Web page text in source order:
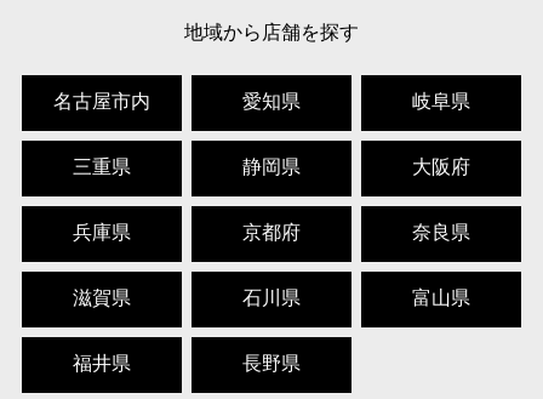
地域から店舗を探す
名古屋市内 愛知県 岐阜県
三重県 静岡県 大阪府
兵庫県 京都府 奈良県
滋賀県 石川県 富山県
福井県 長野県